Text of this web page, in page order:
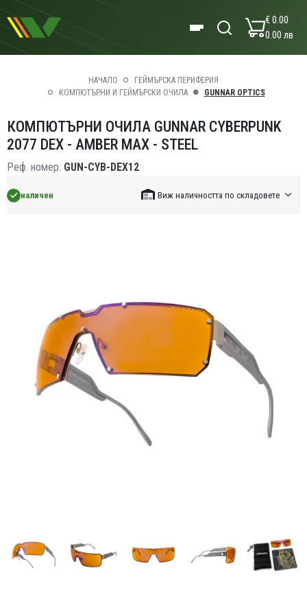
€ 0.00
0.00 лв
НАЧАЛО
ГЕЙМЪРСКА ПЕРИФЕРИЯ
КОМПЮТЪРНИ И ГЕЙМЪРСКИ ОЧИЛА
GUNNAR OPTICS
КОМПЮТЪРНИ ОЧИЛА GUNNAR CYBERPUNK
2077 DEX - AMBER MAX - STEEL
Реф. номер: GUN-CYB-DEX12
наличен Виж наличността по складовете